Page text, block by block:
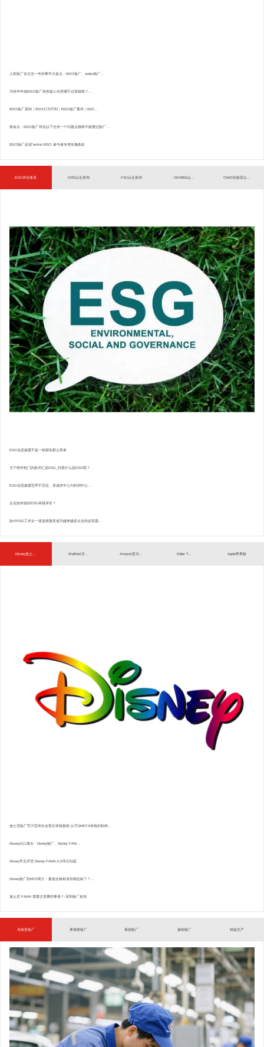
人权验厂在过去一年的事件大盘点：BSCI验厂、sedex验厂...
为何年年做BSCI验厂依然提心吊胆通不过审核呢？...
BSCI验厂原则｜BSCI行为守则｜BSCI验厂要求｜BSC...
致命点：BSCI验厂存在以下任何一个问题点都将不能通过验厂...
BSCI验厂必读”amfori BSCI 参与者专用实施条款
ESG评估体系 GRS认证咨询 FSC认证咨询 ISO9001认... CNAS实验室认...
ESG信息披露不是一纸报告那么简单
当下绝对热门的新词汇是ESG_到底什么是ESG呢？
ESG信息披露宜早不宜迟，变成本中心为利润中心...
企业如何做好ESG评级评价？
如今ESG工作从一道选择题变成为越来越多企业的必答题...
Disney迪士... WalMart沃... Amazon亚马... Dollar T... Apple苹果验
迪士尼验厂官方宣布社会责任审核新政:认可SMETA审核的机构...
Disney出口难点：Disney验厂、Disney FAM...
Disney常见术语.Disney-FAMA,ILS等分别是
Disney验厂的MCS简介：最低合格标准你都达标了？...
迪士尼 FAMA 需要注意哪些事项？-深圳验厂咨询
东南亚验厂 柬埔寨验厂 泰国验厂 越南验厂 精益生产